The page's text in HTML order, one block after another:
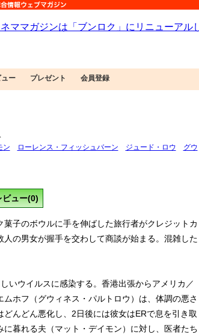
ー プレゼント 会員登録
ン ローレンス・フィッシュバーン ジュード・ロウ
グウ
ビュー(0)
子のボウルに手を伸ばした旅行者がクレジットカ
の男女が握手を交わして商談が始まる。混雑した
いウイルスに感染する。香港出張からアメリカ／
ホフ（グウィネス・パルトロウ）は、体調の悪さ
んどん悪化し、2日後には彼女はERで息を引き取
暮れる夫（マット・デイモン）に対し、医者たち